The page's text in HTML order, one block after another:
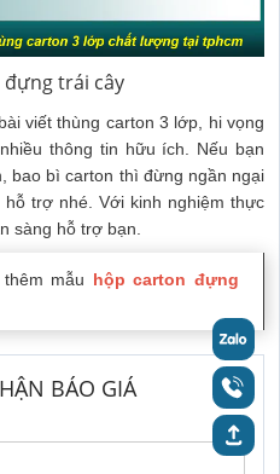
trái cây
viết thùng carton 3 lớp, hi vọng
thông tin hữu ích. Nếu bạn
bao bì carton thì đừng ngần ngại
trợ nhé. Với kinh nghiệm thực
sàng hỗ trợ bạn.
mẫu hộp carton đựng
BÁO GIÁ